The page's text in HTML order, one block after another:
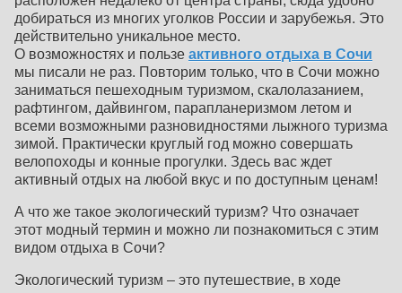
добираться из многих уголков России и зарубежья. Это
действительно уникальное место.
О возможностях и пользе активного отдыха в Сочи
мы писали не раз. Повторим только, что в Сочи можно
заниматься пешеходным туризмом, скалолазанием,
рафтингом, дайвингом, парапланеризмом летом и
всеми возможными разновидностями лыжного туризма
зимой. Практически круглый год можно совершать
велопоходы и конные прогулки. Здесь вас ждет
активный отдых на любой вкус и по доступным ценам!
А что же такое экологический туризм? Что означает
этот модный термин и можно ли познакомиться с этим
видом отдыха в Сочи?
Экологический туризм – это путешествие, в ходе